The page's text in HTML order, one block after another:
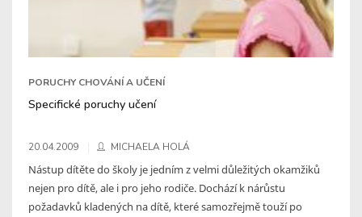
PORUCHY CHOVÁNÍ A UČENÍ
Specifické poruchy učení
20.04.2009 MICHAELA HOLÁ
Nástup dítěte do školy je jedním z velmi důležitých okamžiků
nejen pro dítě, ale i pro jeho rodiče. Dochází k nárůstu
požadavků kladených na dítě, které samozřejmě touží po